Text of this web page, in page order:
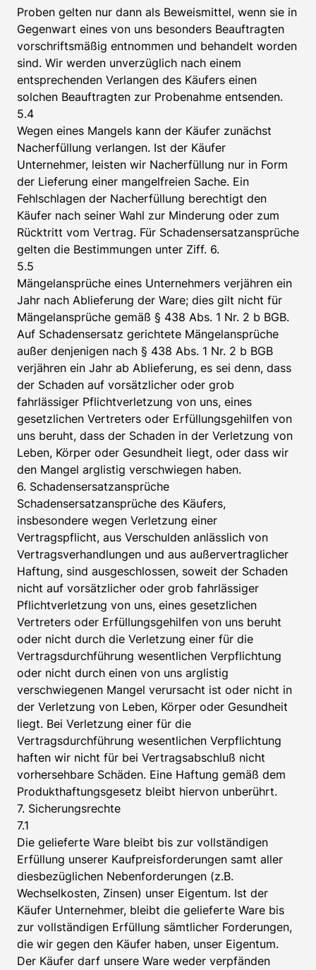
Proben gelten nur dann als Beweismittel, wenn sie in
Gegenwart eines von uns besonders Beauftragten
vorschriftsmäßig entnommen und behandelt worden
sind. Wir werden unverzüglich nach einem
entsprechenden Verlangen des Käufers einen
solchen Beauftragten zur Probenahme entsenden.
5.4
Wegen eines Mangels kann der Käufer zunächst
Nacherfüllung verlangen. Ist der Käufer
Unternehmer, leisten wir Nacherfüllung nur in Form
der Lieferung einer mangelfreien Sache. Ein
Fehlschlagen der Nacherfüllung berechtigt den
Käufer nach seiner Wahl zur Minderung oder zum
Rücktritt vom Vertrag. Für Schadensersatzansprüche
gelten die Bestimmungen unter Ziff. 6.
5.5
Mängelansprüche eines Unternehmers verjähren ein
Jahr nach Ablieferung der Ware; dies gilt nicht für
Mängelansprüche gemäß § 438 Abs. 1 Nr. 2 b BGB.
Auf Schadensersatz gerichtete Mängelansprüche
außer denjenigen nach § 438 Abs. 1 Nr. 2 b BGB
verjähren ein Jahr ab Ablieferung, es sei denn, dass
der Schaden auf vorsätzlicher oder grob
fahrlässiger Pflichtverletzung von uns, eines
gesetzlichen Vertreters oder Erfüllungsgehilfen von
uns beruht, dass der Schaden in der Verletzung von
Leben, Körper oder Gesundheit liegt, oder dass wir
den Mangel arglistig verschwiegen haben.
6. Schadensersatzansprüche
Schadensersatzansprüche des Käufers,
insbesondere wegen Verletzung einer
Vertragspflicht, aus Verschulden anlässlich von
Vertragsverhandlungen und aus außervertraglicher
Haftung, sind ausgeschlossen, soweit der Schaden
nicht auf vorsätzlicher oder grob fahrlässiger
Pflichtverletzung von uns, eines gesetzlichen
Vertreters oder Erfüllungsgehilfen von uns beruht
oder nicht durch die Verletzung einer für die
Vertragsdurchführung wesentlichen Verpflichtung
oder nicht durch einen von uns arglistig
verschwiegenen Mangel verursacht ist oder nicht in
der Verletzung von Leben, Körper oder Gesundheit
liegt. Bei Verletzung einer für die
Vertragsdurchführung wesentlichen Verpflichtung
haften wir nicht für bei Vertragsabschluß nicht
vorhersehbare Schäden. Eine Haftung gemäß dem
Produkthaftungsgesetz bleibt hiervon unberührt.
7. Sicherungsrechte
7.1
Die gelieferte Ware bleibt bis zur vollständigen
Erfüllung unserer Kaufpreisforderungen samt aller
diesbezüglichen Nebenforderungen (z.B.
Wechselkosten, Zinsen) unser Eigentum. Ist der
Käufer Unternehmer, bleibt die gelieferte Ware bis
zur vollständigen Erfüllung sämtlicher Forderungen,
die wir gegen den Käufer haben, unser Eigentum.
Der Käufer darf unsere Ware weder verpfänden